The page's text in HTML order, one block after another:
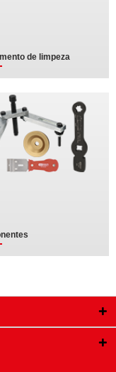
de limpeza